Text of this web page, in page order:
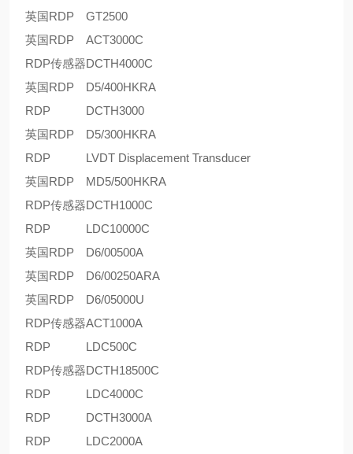
英国RDP
GT2500
英国RDP
ACT3000C
RDP传感器DCTH4000C
英国RDP
D5/400HKRA
RDP
DCTH3000
英国RDP
D5/300HKRA
RDP
LVDT Displacement Transducer
英国RDP
MD5/500HKRA
RDP传感器DCTH1000C
RDP
LDC10000C
英国RDP
D6/00500A
英国RDP
D6/00250ARA
英国RDP
D6/05000U
RDP传感器ACT1000A
RDP
LDC500C
RDP传感器DCTH18500C
RDP
LDC4000C
RDP
DCTH3000A
RDP
LDC2000A